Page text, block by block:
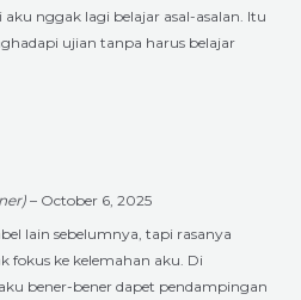
nggak lagi belajar asal-asalan. Itu
ujian tanpa harus belajar
– October 6, 2025
lain sebelumnya, tapi rasanya
fokus ke kelemahan aku. Di
bener-bener dapet pendampingan